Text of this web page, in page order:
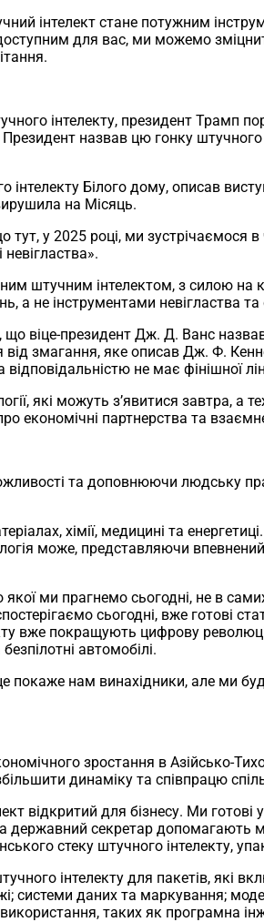
інтелект стане потужним
для вас, ми можемо
інтелекту, президент Трамп
назвав цю гонку
Білого дому, описав
на Місяць.
у 2025 році, ми зустрічаємося
невігластва».
штучним інтелектом, з силою на
а не інструментами невігластва та
що віце-президент Дж. Д. Ванс
від змагання, яке описав Дж. Ф.
не має фінішної
які можуть з’явитися завтра, а
економічні партнерства та
та доповнюючи людську
хімії, медицині та
може, представляючи
ми прагнемо сьогодні, не в
сьогодні, вже
вже покращують цифрову
автомобілі.
покаже нам винахідники, але ми
зростання в Азійсько-
динаміку та співпрацю
відкритий для бізнесу. Ми
державний секретар допомагають
стеку штучного інтелекту,
інтелекту для пакетів, які
системи даних та маркування;
таких як програмна